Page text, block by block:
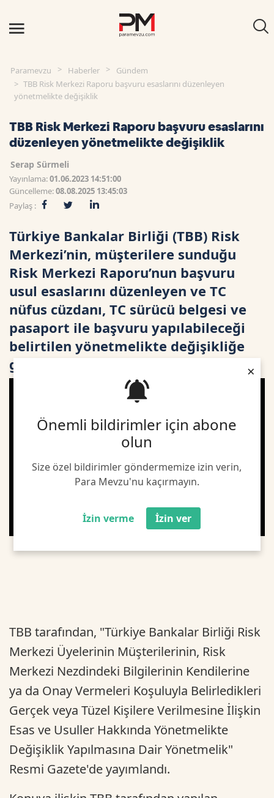
Önemli bildirimler için abone
olun
Size özel bildirimler göndermemize izin verin,
Para Mevzu'nu kaçırmayın.
İzin verme İzin ver
×
Paramevzu Haberler
Gündem
TBB Risk Merkezi Raporu başvuru esaslarını düzenleyen
yönetmelikte değişiklik
TBB Risk Merkezi Raporu başvuru esaslarını
düzenleyen yönetmelikte değişiklik
Serap Sürmeli
Yayınlama:01.06.2023 14:51:00
Güncelleme:08.08.2025 13:45:03
Paylaş :
Türkiye Bankalar Birliği (TBB) Risk
Merkezi’nin, müşterilere sunduğu
Risk Merkezi Raporu’nun başvuru
usul esaslarını düzenleyen ve TC
nüfus cüzdanı, TC sürücü belgesi ve
pasaport ile başvuru yapılabileceği
belirtilen yönetmelikte değişikliğe
gidildi
TBB tarafından, "Türkiye Bankalar Birliği Risk
Merkezi Üyelerinin Müşterilerinin, Risk
Merkezi Nezdindeki Bilgilerinin Kendilerine
ya da Onay Vermeleri Koşuluyla Belirledikleri
Gerçek veya Tüzel Kişilere Verilmesine İlişkin
Esas ve Usuller Hakkında Yönetmelikte
Değişiklik Yapılmasına Dair Yönetmelik"
Resmi Gazete'de yayımlandı.